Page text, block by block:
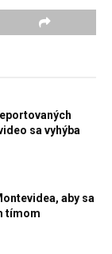
sa vyhýba
aby sa
tímom